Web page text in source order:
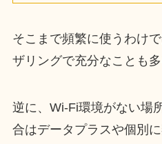
そこまで頻繁に使うわけ
ザリングで充分なことも多
逆に、Wi-Fi環境がない場
合はデータプラスや個別